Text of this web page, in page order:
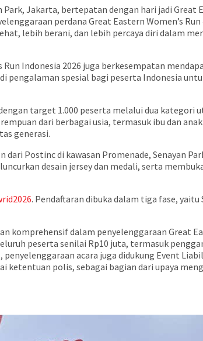
Park, Jakarta, bertepatan dengan hari jadi Great
perdana Great Eastern Women’s Run
lebih berani, dan lebih percaya diri dalam
Indonesia 2026 juga berkesempatan
pengalaman spesial bagi peserta Indonesia
target 1.000 peserta melalui dua kategori
dari berbagai usia, termasuk ibu dan anak
generasi.
Postinc di kawasan Promenade, Senayan
desain jersey dan medali, serta
. Pendaftaran dibuka dalam tiga fase, yaitu
komprehensif dalam penyelenggaraan Great
peserta senilai Rp10 juta, termasuk
acara juga didukung Event
ketentuan polis, sebagai bagian dari upaya